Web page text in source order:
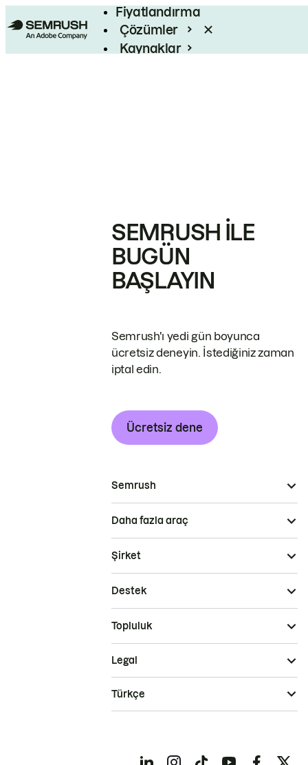
Fiyatlandırma
Çözümler
Kaynaklar
SEMRUSH ILE
BUGÜN
BAŞLAYIN
Semrush'ı yedi gün boyunca
ücretsiz deneyin. İstediğiniz zaman
iptal edin.
Ücretsiz dene
Semrush
Daha fazla araç
Şirket
Destek
Topluluk
Legal
Türkçe